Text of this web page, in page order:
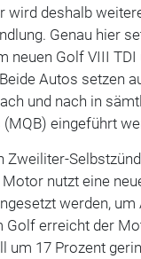
wird deshalb
Genau hier
neuen Golf VIII
Autos setzen
und nach in
eingeführt
Zweiliter-
Motor nutzt eine
werden,
Golf erreicht der
um 17 Prozent